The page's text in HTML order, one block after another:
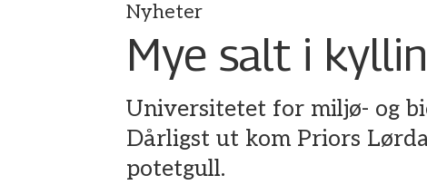
Nyheter
Mye salt i
Universitetet for miljø- og
Dårligst ut kom Priors
potetgull.